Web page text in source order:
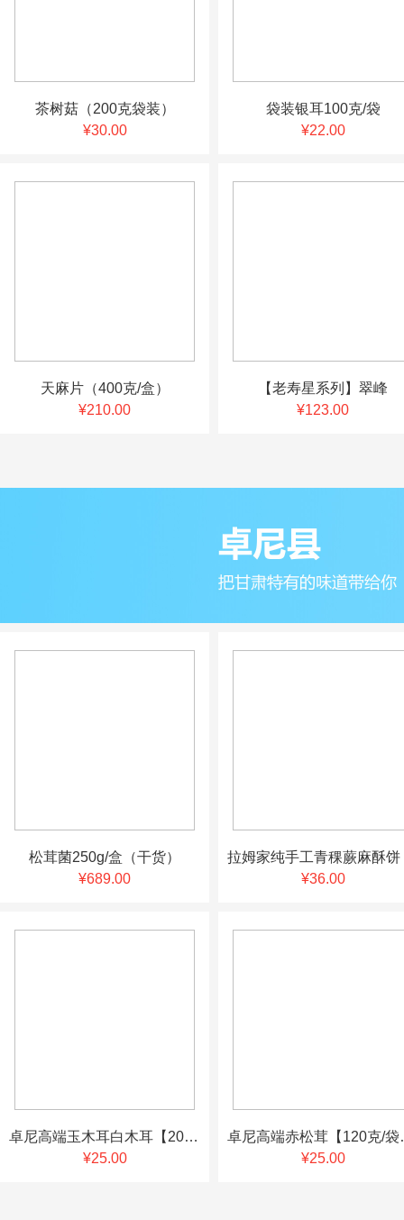
茶树菇（200克袋装）
¥30.00
袋装银耳100克/袋
¥22.00
天麻片（400克/盒）
¥210.00
【老寿星系列】翠峰
¥123.00
松茸菌250g/盒（干货）
¥689.00
¥36.00
卓尼高端玉木耳白木耳【200克/袋】头茬 新货 不卖陈货洗净 泡二十分钟即可炒菜 涮火锅
¥25.00
卓尼高端赤
¥25.00